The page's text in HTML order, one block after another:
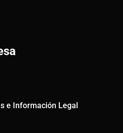
e Información Legal